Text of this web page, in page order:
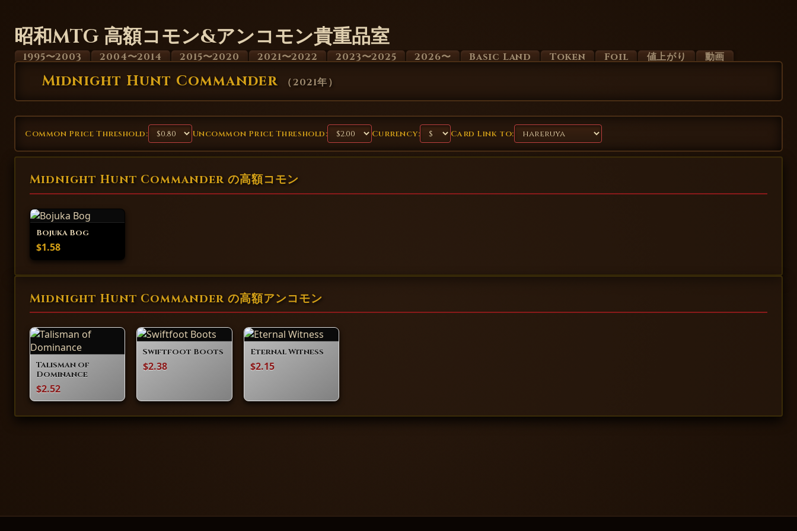
昭和MTG 高額コモン&アンコモン貴重品室
1995〜2003 2004〜2014 2015〜2020 2021〜2022 2023〜2025 2026〜 Basic Land Token Foil 値上がり 動画
Midnight Hunt Commander （2021年）
Common Price Threshold: Uncommon Price Threshold: Currency: Card Link to:
Midnight Hunt Commander の高額コモン
Bojuka Bog
$1.58
Midnight Hunt Commander の高額アンコモン
Talisman of
Dominance
$2.52
Swiftfoot Boots
$2.38
Eternal Witness
$2.15